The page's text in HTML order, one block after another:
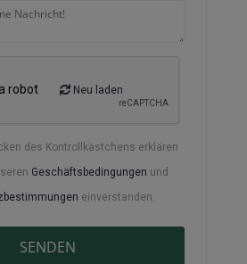
Neu laden
des Kontrollkästchens erklären
Geschäftsbedingungen und
einverstanden.